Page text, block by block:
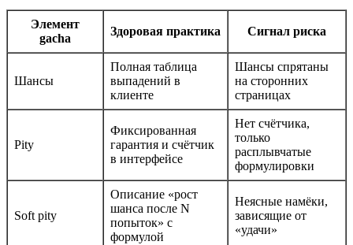
Элемент
gacha
Здоровая практика Сигнал риска
Шансы
Полная таблица
выпадений в
клиенте
Шансы спрятаны
на сторонних
страницах
Pity
Фиксированная
гарантия и счётчик
в интерфейсе
Нет счётчика,
только
расплывчатые
формулировки
Soft pity
Описание «рост
шанса после N
попыток» с
формулой
Неясные намёки,
зависящие от
«удачи»